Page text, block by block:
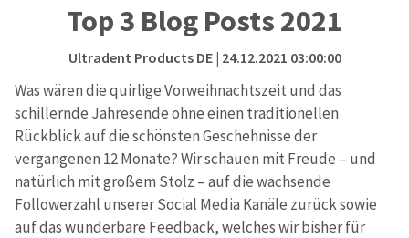
Top 3 Blog Posts 2021
Ultradent Products DE| 24.12.2021 03:00:00
Was wären die quirlige Vorweihnachtszeit und das
schillernde Jahresende ohne einen traditionellen
Rückblick auf die schönsten Geschehnisse der
vergangenen 12 Monate? Wir schauen mit Freude – und
natürlich mit großem Stolz – auf die wachsende
Followerzahl unserer Social Media Kanäle zurück sowie
auf das wunderbare Feedback, welches wir bisher für